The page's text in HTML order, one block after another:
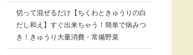
切って混ぜるだけ【ちくわときゅうりの白
だし和え】すぐ出来ちゃう！簡単で病みつ
き！きゅうり大量消費・常備野菜